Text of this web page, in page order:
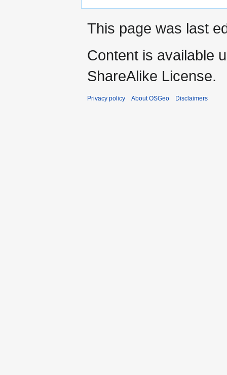
This page was last
Content is available
ShareAlike License.
Privacy policy About OSGeo Disclaimers